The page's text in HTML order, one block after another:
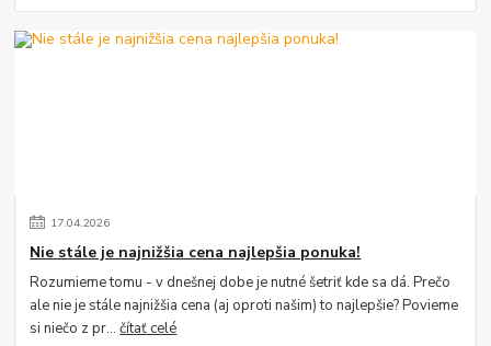
17.04.2026
Nie stále je najnižšia cena najlepšia ponuka!
Rozumieme tomu - v dnešnej dobe je nutné šetriť kde sa dá. Prečo
ale nie je stále najnižšia cena (aj oproti našim) to najlepšie? Povieme
si niečo z pr...čítať celé